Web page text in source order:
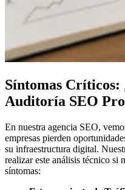
Síntomas Críticos:
Auditoría SEO
En nuestra agencia SEO,
empresas pierden
su infraestructura digital.
realizar este análisis técnico si
síntomas: